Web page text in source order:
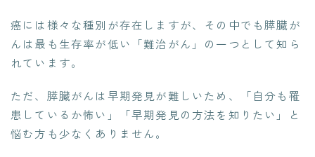
癌には様々な種別が存在しますが、その中でも膵臓が
んは最も生存率が低い「難治がん」の一つとして知ら
れています。
ただ、膵臓がんは早期発見が難しいため、「自分も罹
患しているか怖い」「早期発見の方法を知りたい」と
悩む方も少なくありません。